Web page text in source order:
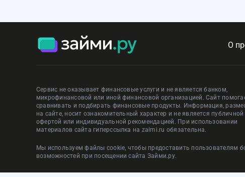
О
Сервис не оказывает финансовые услуги и не является банком,
микрофинансовой или иной финансовой организацией. Сайт
сравнивать и подбирать финансовые продукты. Информация,
на сайте, носит ознакомительный характер и не является публичной
офертой или индивидуальной рекомендацией. При использовании
материалов сайта гиперссылка на zaimi.ru обязательна.
Мы используем файлы cookie, чтобы предоставить пользователям
возможностей при посещении сайта Займи.ру.